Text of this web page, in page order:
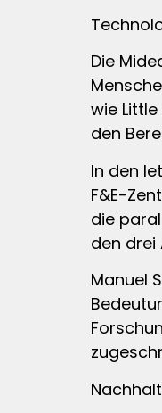
Die
wie
den
In den
F&E-
die
den drei
Manuel